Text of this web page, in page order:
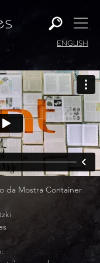
ENGLISH
da Mostra Container